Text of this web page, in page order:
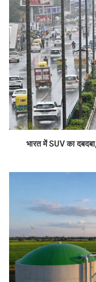
भारत में SUV का